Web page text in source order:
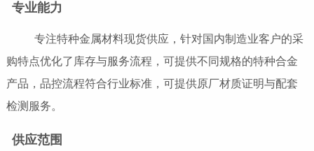
专业能力
专注特种金属材料现货供应，针对国内制造业客户的采
购特点优化了库存与服务流程，可提供不同规格的特种合金
产品，品控流程符合行业标准，可提供原厂材质证明与配套
检测服务。
供应范围